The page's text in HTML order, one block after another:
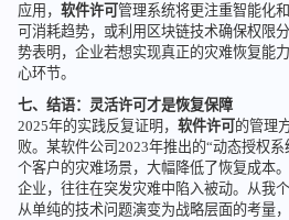
应用， 软件许可管理系统将更注重智能化
可消耗趋势，或利用区块链技术确保权限
势表明，企业若想实现真正的灾难恢复能
心环节。
七、结语：灵活许可才是恢复保障
2025年的实践反复证明， 软件许可 的管理
败。某软件公司2023年推出的“动态授权
个客户的灾难场景，大幅降低了恢复成本
企业，往往在突发灾难中陷入被动。从我个
从单纯的技术问题演变为战略层面的考量